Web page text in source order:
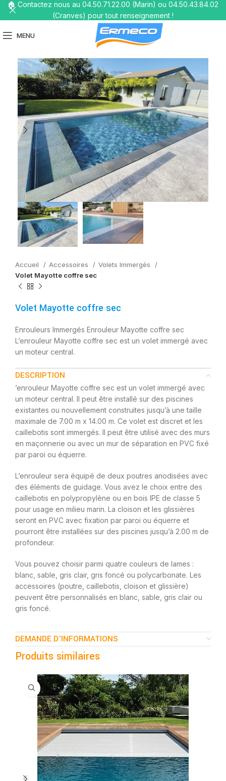
MENU
Accueil Accessoires
Volets Immergés
Volet Mayotte coffre sec
Volet Mayotte coffre sec
Enrouleurs Immergés Enrouleur Mayotte coffre sec
L’enrouleur Mayotte coffre sec est un volet immergé avec
un moteur central.
DESCRIPTION
’enrouleur Mayotte coffre sec est un volet immergé avec
un moteur central. Il peut être installé sur des piscines
existantes ou nouvellement construites jusqu’à une taille
maximale de 7.00 m x 14.00 m. Ce volet est discret et les
caillebotis sont immergés. Il peut être utilisé avec des murs
en maçonnerie ou avec un mur de séparation en PVC fixé
par paroi ou équerre.
L’enrouleur sera équipé de deux poutres anodisées avec
des éléments de guidage. Vous avez le choix entre des
caillebotis en polypropylène ou en bois IPE de classe 5
pour usage en milieu marin. La cloison et les glissières
seront en PVC avec fixation par paroi ou équerre et
pourront être installées sur des piscines jusqu’à 2.00 m de
profondeur.
Vous pouvez choisir parmi quatre couleurs de lames :
blanc, sable, gris clair, gris foncé ou polycarbonate. Les
accessoires (poutre, caillebotis, cloison et glissière)
peuvent être personnalisés en blanc, sable, gris clair ou
gris foncé.
DEMANDE D'INFORMATIONS
Produits similaires
🏠 Contactez nous au 04.50.71.22.00 (Marin) ou 04.50.43.84.02
(Cranves) pour tout renseignement !